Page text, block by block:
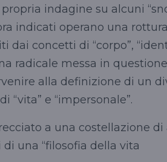
indagine su alcuni
indicati operano una rottura
dai concetti di “corpo”,
radicale messa in
alla definizione di un
“vita” e “impersonale”.
a una costellazione di
una “filosofia della vita